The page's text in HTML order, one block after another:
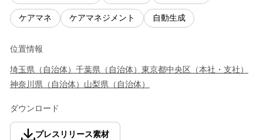
ケアマネ ケアマネジメント 自動生成
位置情報
埼玉県 （ 自治体） 千葉県 （ 自治体） 東京都中央区 （本社・支社 ）
神奈川県 （ 自治体） 山梨県 （ 自治体）
ダウンロード
プレスリリース素材